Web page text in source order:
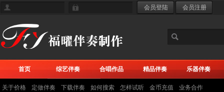
首页 综艺伴奏 合唱作品 精品伴奏 乐器伴奏
关于价格 定做伴奏 下载伴奏 如何搜索 怎样试听 金币充值 业务合作